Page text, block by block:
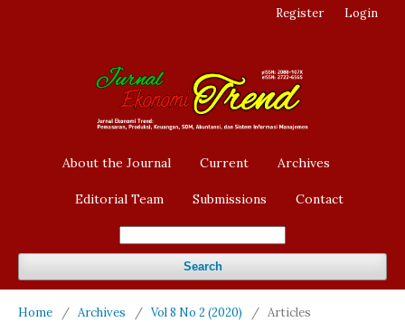
About the Journal Current Archives
Editorial Team Submissions Contact
Search
Register Login
Home / Archives / Vol 8 No 2 (2020) / Articles